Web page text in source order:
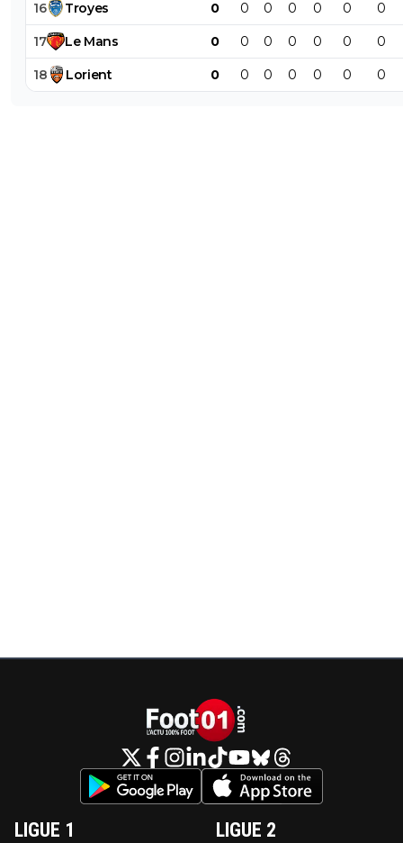
16 Troyes 0 0 0 0 0 0 0
17 Le Mans 0 0 0 0 0 0 0
18 Lorient 0 0 0 0 0 0 0
LIGUE 1 LIGUE 2